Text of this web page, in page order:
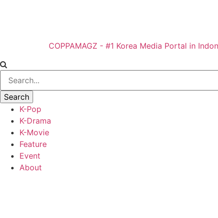
COPPAMAGZ - #1 Korea Media Portal in
K-Pop
K-Drama
K-Movie
Feature
Event
About